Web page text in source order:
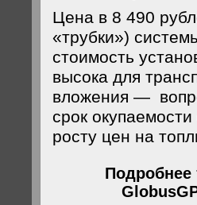
Цена в 8 490
«трубки»)
стоимость
высока для
вложения —
срок
росту цен на
Подробнее